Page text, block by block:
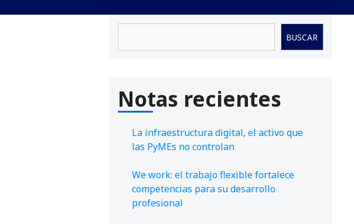
BUSCAR
Notas recientes
La infraestructura digital, el activo que
las PyMEs no controlan
We work: el trabajo flexible fortalece
competencias para su desarrollo
profesional